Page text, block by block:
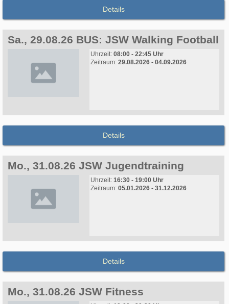
Details
Sa., 29.08.26 BUS: JSW Walking Football
Uhrzeit: 08:00 - 22:45 Uhr
Zeitraum: 29.08.2026 - 04.09.2026
Details
Mo., 31.08.26 JSW Jugendtraining
Uhrzeit: 16:30 - 19:00 Uhr
Zeitraum: 05.01.2026 - 31.12.2026
Details
Mo., 31.08.26 JSW Fitness